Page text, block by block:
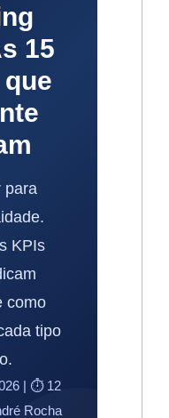
15
para
KPIs
como
tipo
| ⏱️ 12
Rocha